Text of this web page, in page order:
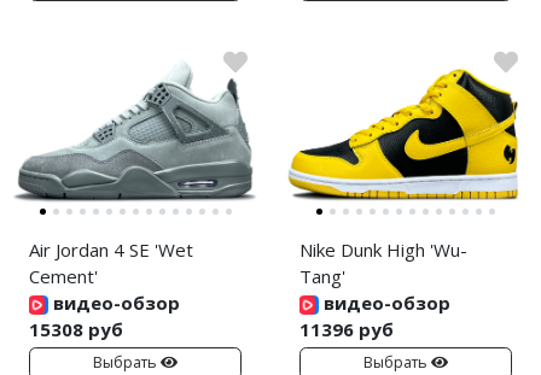
Air Jordan 4 SE 'Wet
Cement'
видео-обзор
15308 руб
Выбрать
Nike Dunk High 'Wu-
Tang'
видео-обзор
11396 руб
Выбрать